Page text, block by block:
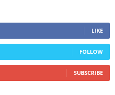
LIKE
FOLLOW
SUBSCRIBE